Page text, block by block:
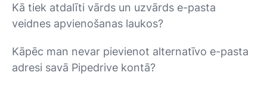
Kā tiek atdalīti vārds un uzvārds e-pasta
veidnes apvienošanas laukos?
Kāpēc man nevar pievienot alternatīvo e-pasta
adresi savā Pipedrive kontā?